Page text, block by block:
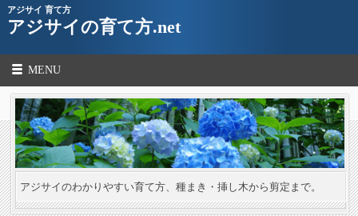
アジサイ 育て方
アジサイの育て方.net
MENU
アジサイのわかりやすい育て方、種まき・挿し木から剪定まで。